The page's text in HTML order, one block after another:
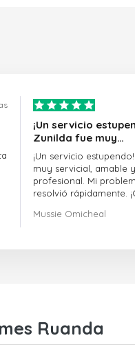
¡Un servicio
Zunilda fue muy…
¡Un servicio
muy servicial, amable y
profesional. Mi
resolvió rápidamente.
Mussie Omicheal
Ruanda